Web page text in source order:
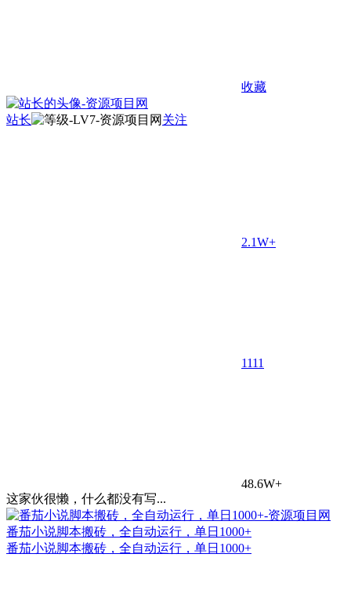
收藏
站长 关注
2.1W+
1111
48.6W+
这家伙很懒，什么都没有写...
番茄小说脚本搬砖，全自动运行，单日1000+
番茄小说脚本搬砖，全自动运行，单日1000+